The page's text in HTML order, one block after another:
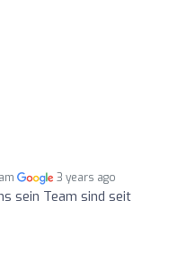
3 years ago
sein Team sind seit